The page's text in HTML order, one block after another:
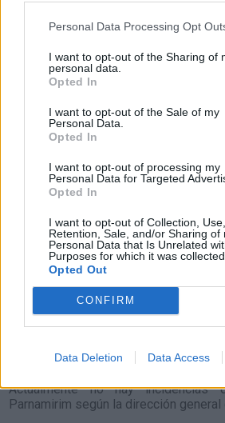
Personal Data Processing Opt
I want to opt-out of the Sharing of
personal data.
Opted In
I want to opt-out of the Sale of my
Personal Data.
Opted In
I want to opt-out of processing my
Personal Data for Targeted
Opted In
I want to opt-out of Collection, Use,
Retention, Sale, and/or Sharing of
Personal Data that Is Unrelated
Purposes for which it was collected.
Opted Out
CONFIRM
Data Deletion Data Access
Parnamirim
Tipo de
combustible
Precio
por litro
Gasto
0,00€
Gasolina 98 0,00€
0,00€ 13l.-
Bio diesel 0,00€ 13l.-
0,00€
18
Estado del tráfico e
Olinda
Actualmente no hay incidencias de
según la dirección general de tráfico
Estado del tráfico e
Actualmente no hay
Parnamirim según la dirección general